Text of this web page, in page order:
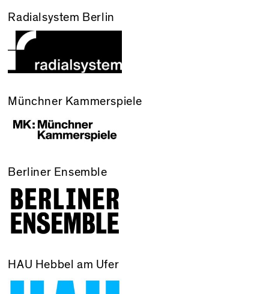
Radialsystem Berlin
Münchner Kammerspiele
Berliner Ensemble
HAU Hebbel am Ufer